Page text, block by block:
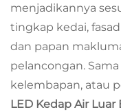
menjadikannya
tingkap kedai,
dan papan
pelancongan.
kelembapan, atau
LED Kedap Air